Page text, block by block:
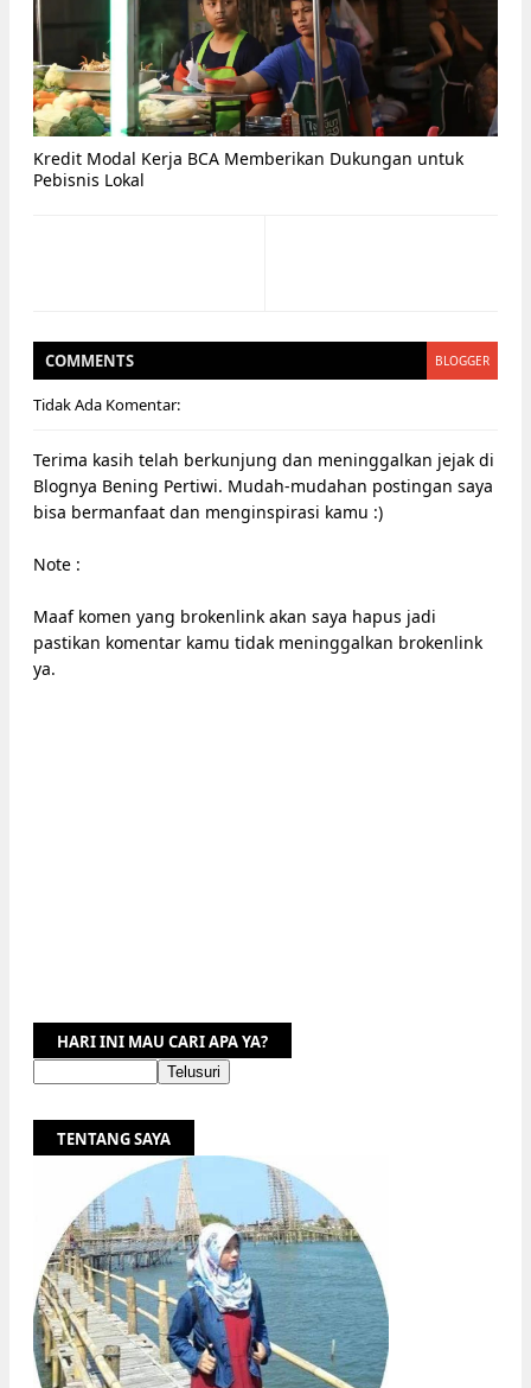
Kredit Modal Kerja BCA Memberikan Dukungan untuk
Pebisnis Lokal
COMMENTS BLOGGER
Tidak Ada Komentar:
Terima kasih telah berkunjung dan meninggalkan jejak di
Blognya Bening Pertiwi. Mudah-mudahan postingan saya
bisa bermanfaat dan menginspirasi kamu :)
Note :
Maaf komen yang brokenlink akan saya hapus jadi
pastikan komentar kamu tidak meninggalkan brokenlink
ya.
HARI INI MAU CARI APA YA?
TENTANG SAYA